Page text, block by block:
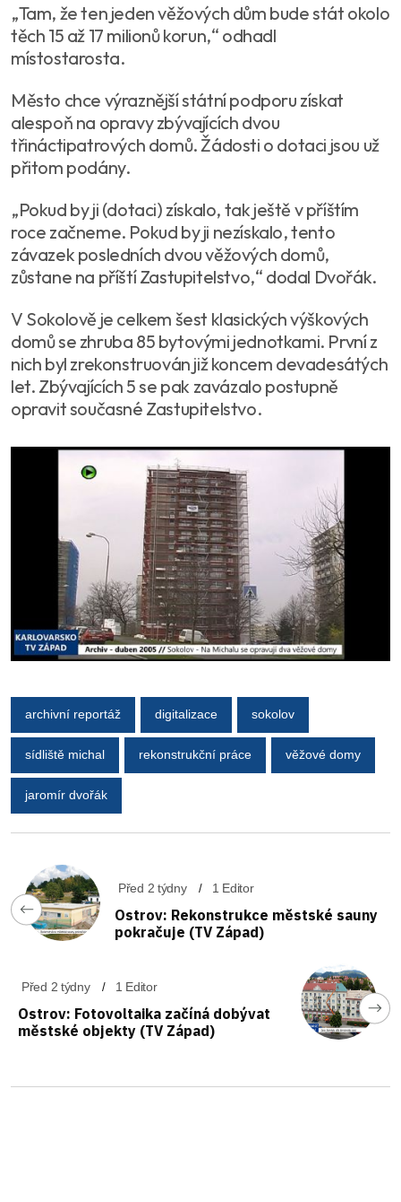
„Tam, že ten jeden věžových dům bude stát okolo
těch 15 až 17 milionů korun,“ odhadl
místostarosta.
Město chce výraznější státní podporu získat
alespoň na opravy zbývajících dvou
třináctipatrových domů. Žádosti o dotaci jsou už
přitom podány.
„Pokud by ji (dotaci) získalo, tak ještě v příštím
roce začneme. Pokud by ji nezískalo, tento
závazek posledních dvou věžových domů,
zůstane na příští Zastupitelstvo,“ dodal Dvořák.
V Sokolově je celkem šest klasických výškových
domů se zhruba 85 bytovými jednotkami. První z
nich byl zrekonstruován již koncem devadesátých
let. Zbývajících 5 se pak zavázalo postupně
opravit současné Zastupitelstvo.
archivní reportáž digitalizace sokolov
sídliště michal rekonstrukční práce věžové domy
jaromír dvořák
Před 2 týdny 1 Editor
Ostrov: Rekonstrukce městské sauny
pokračuje (TV Západ)
Před 2 týdny 1 Editor
Ostrov: Fotovoltaika začíná dobývat
městské objekty (TV Západ)